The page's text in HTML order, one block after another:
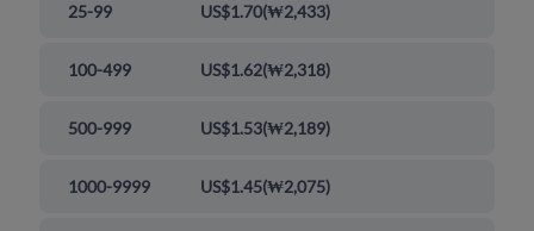
25-99 US$1.70(₩2,433)
100-499 US$1.62(₩2,318)
500-999 US$1.53(₩2,189)
1000-9999 US$1.45(₩2,075)